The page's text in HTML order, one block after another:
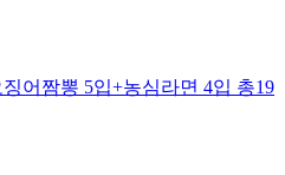
어짬뽕 5입+농심라면 4입 총19